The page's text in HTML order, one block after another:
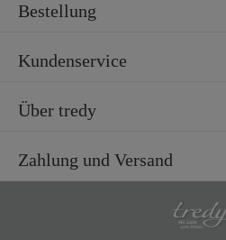
Bestellung
Kundenservice
Über tredy
Zahlung und Versand